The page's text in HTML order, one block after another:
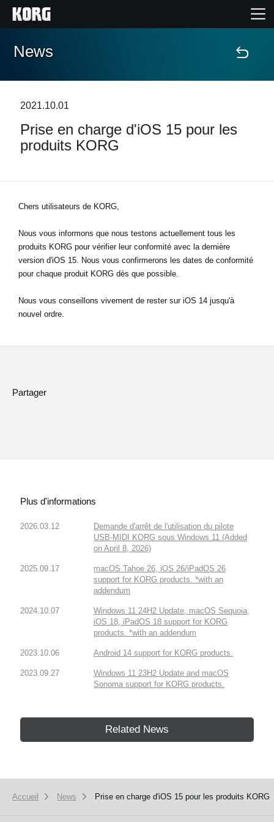
Accueil
Extras
Où acheter ?
News
Lieu
News
2021.10.01
Prise en charge d'iOS 15 pour les
produits KORG
Chers utilisateurs de KORG,
Nous vous informons que nous testons actuellement tous les
produits KORG pour vérifier leur conformité avec la dernière
version d'iOS 15. Nous vous confirmerons les dates de conformité
pour chaque produit KORG dès que possible.
Nous vous conseillons vivement de rester sur iOS 14 jusqu'à
nouvel ordre.
Partager
Plus d'informations
2026.03.12
Demande d'arrêt de l'utilisation du pilote
USB-MIDI KORG sous Windows 11 (Added
on April 8, 2026)
2025.09.17
macOS Tahoe 26, iOS 26/iPadOS 26
support for KORG products. *with an
addendum
2024.10.07
Windows 11 24H2 Update, macOS Sequoia,
iOS 18, iPadOS 18 support for KORG
products. *with an addendum
2023.10.06 Android 14 support for KORG products.
2023.09.27
Windows 11 23H2 Update and macOS
Sonoma support for KORG products.
Related News
Accueil News Prise en charge d'iOS 15 pour les produits KORG